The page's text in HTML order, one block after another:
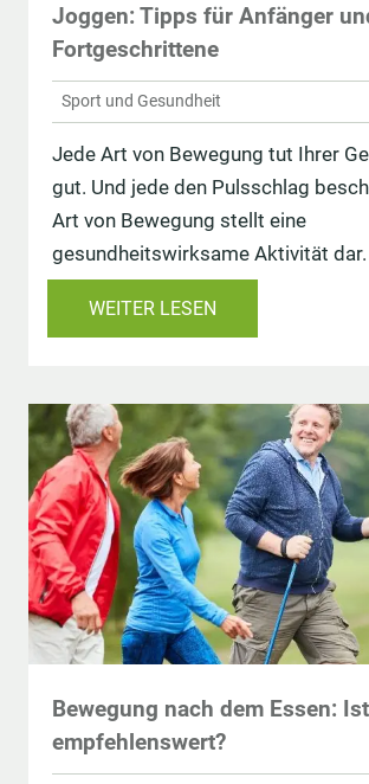
Joggen: Tipps für Anfänger
Fortgeschrittene
Sport und Gesundheit
Jede Art von Bewegung tut Ihrer
gut. Und jede den Pulsschlag
Art von Bewegung stellt eine
gesundheitswirksame Aktivität
WEITER LESEN
Bewegung nach dem Essen:
empfehlenswert?